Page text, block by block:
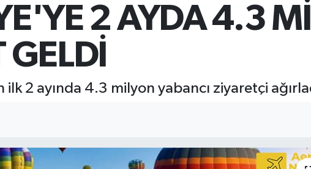
2 AYDA 4.3
GELDİ
2 ayında 4.3 milyon yabancı ziyaretçi